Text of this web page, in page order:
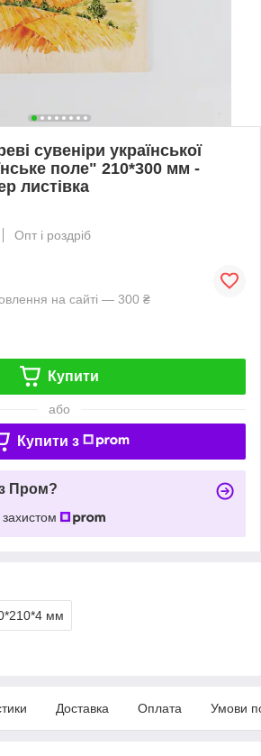
сувеніри української
поле" 210*300 мм -
листівка
Опт і роздріб
на сайті — 300 ₴
Купити
або
Купити з
Пром?
мм
Доставка Оплата Умови